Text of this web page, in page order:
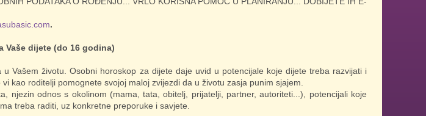
.
Vaše dijete (do 16 godina)
u Vašem životu. Osobni horoskop za dijete daje uvid u potencijale koje dijete treba razvijati i
kao roditelji pomognete svojoj maloj zvijezdi da u životu zasja punim sjajem.
njezin odnos s okolinom (mama, tata, obitelj, prijatelji, partner, autoriteti...), potencijali koje
treba raditi, uz konkretne preporuke i savjete.